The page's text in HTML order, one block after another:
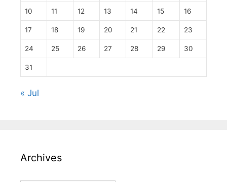
10 11 12 13 14 15 16
17 18 19 20 21 22 23
24 25 26 27 28 29 30
31
« Jul
Archives